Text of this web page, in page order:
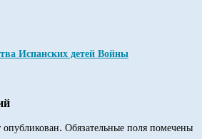
Испанских детей Войны
Обязательные поля помечены